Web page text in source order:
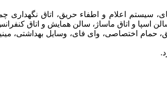
مسافران مقیم در این هتل می توان به پذیرش 24 ساعته، وای فای، سیستم
اسپا و اتاق ماساژ، سالن همایش و اتاق
اختصاصی، وای فای، وسایل بهداشتی،